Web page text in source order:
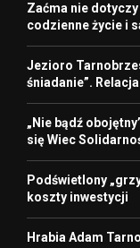
Zaćma nie dotyczy
codzienne życie i
Jezioro
śniadanie”.
„Nie bądź
się Wiec
Podświetlony
koszty inwestycji
Hrabia Adam